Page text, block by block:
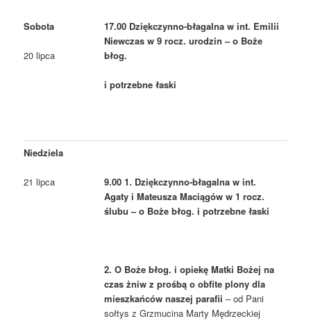
Sobota
20 lipca
17.00 Dziękczynno-błagalna w int. Emilii
Niewczas w 9 rocz. urodzin – o Boże
błog.
i potrzebne łaski
Niedziela
21 lipca
9.00 1. Dziękczynno-błagalna w int.
Agaty i Mateusza Maciągów w 1 rocz.
ślubu – o Boże błog. i potrzebne łaski
2. O Boże błog. i opiekę Matki Bożej na
czas żniw z prośbą o obfite plony dla
mieszkańców naszej parafii– od Pani
sołtys z Grzmucina Marty Mędrzeckiej